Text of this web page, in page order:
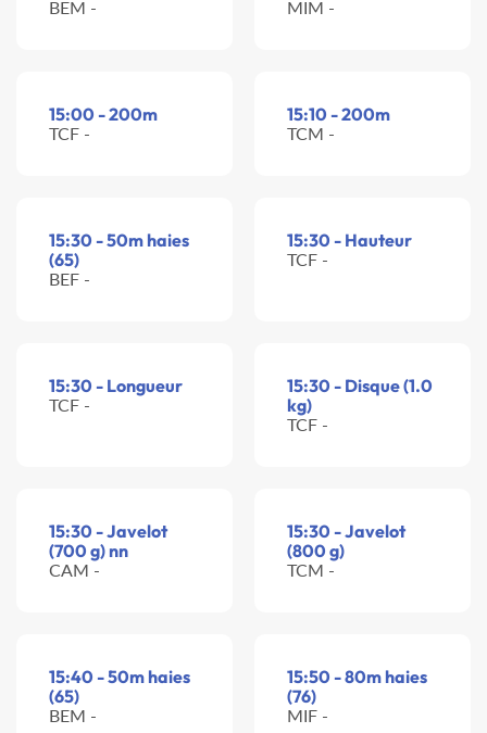
BEM - MIM -
15:00 - 200m
TCF -
15:10 - 200m
TCM -
15:30 - 50m haies
(65)
BEF -
15:30 - Hauteur
TCF -
15:30 - Longueur
TCF -
15:30 - Disque (1.0
kg)
TCF -
15:30 - Javelot
(700 g) nn
CAM -
15:30 - Javelot
(800 g)
TCM -
15:40 - 50m haies
(65)
BEM -
15:50 - 80m haies
(76)
MIF -